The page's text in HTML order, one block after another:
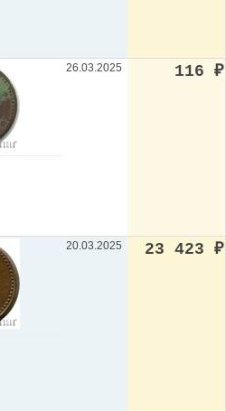
26.03.2025 116 ₽
20.03.2025 23 423 ₽